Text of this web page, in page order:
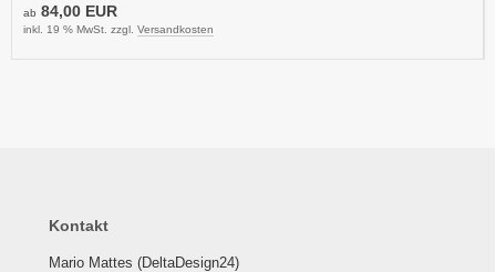
ab 84,00 EUR
inkl. 19 % MwSt. zzgl. Versandkosten
Kontakt
Mario Mattes (DeltaDesign24)